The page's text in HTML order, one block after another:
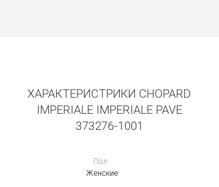
ХАРАКТЕРИСТРИКИ CHOPARD
IMPERIALE IMPERIALE PAVE
373276-1001
Пол:
Женские